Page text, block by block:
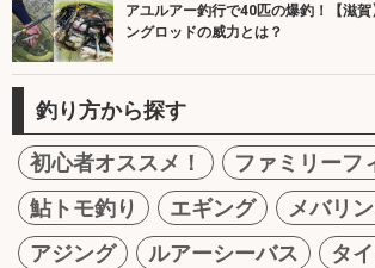
アユルアー釣行で40匹の爆釣！【滋
ングロッドの威力とは？
釣り方から探す
初心者オススメ！
ファミリーフ
鮎トモ釣り
エギング
メバリ
アジング
ルアーシーバス
タ